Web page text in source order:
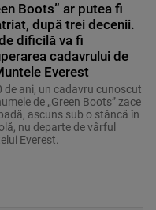
Boots” ar putea fi
după trei decenii.
dificilă va fi
cadavrului de
Everest
de ani, un cadavru cunoscut
de „Green Boots” zace
ascuns sub o stâncă în
nu departe de vârful
Everest.